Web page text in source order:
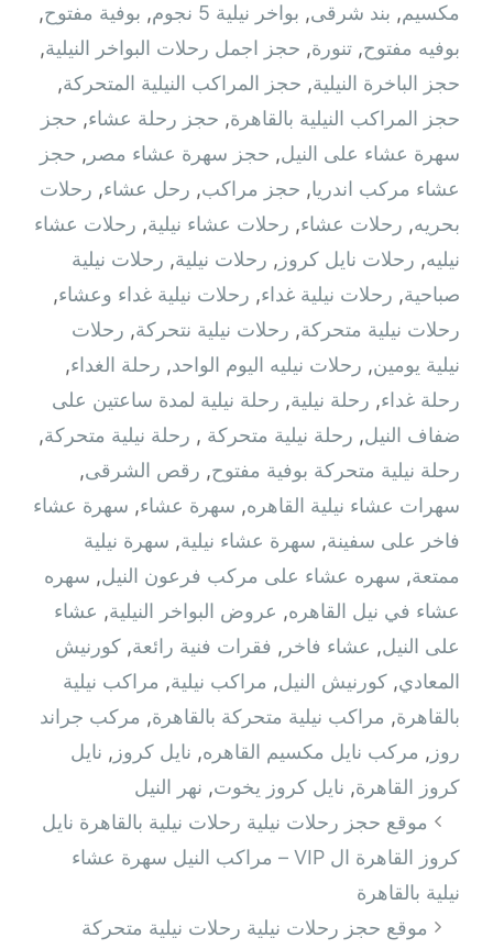
مكسيم, بند شرقى, بواخر نيلية 5 نجوم , بوفية مفتوح,
بوفيه مفتوح, تنورة, حجز اجمل رحلات البواخر النيلية,
حجز الباخرة النيلية, حجز المراكب النيلية المتحركة,
حجز المراكب النيلية بالقاهرة, حجز رحلة عشاء, حجز
سهرة عشاء على النيل, حجز سهرة عشاء مصر , حجز
عشاء مركب اندريا, حجز مراكب, رحل عشاء, رحلات
بحريه, رحلات عشاء, رحلات عشاء نيلية, رحلات عشاء
نيليه, رحلات نايل كروز , رحلات نيلية, رحلات نيلية
صباحية, رحلات نيلية غداء, رحلات نيلية غداء وعشاء,
رحلات نيلية متحركة, رحلات نيلية نتحركة, رحلات
نيلية يومين, رحلات نيليه اليوم الواحد, رحلة الغداء,
رحلة غداء, رحلة نيلية, رحلة نيلية لمدة ساعتين على
ضفاف النيل, رحلة نيلية متحركة ‫ , رحلة نيلية متحركة,
رحلة نيلية متحركة بوفية مفتوح, رقص الشرقى,
سهرات عشاء نيلية القاهره, سهرة عشاء, سهرة عشاء
فاخر على سفينة, سهرة عشاء نيلية, سهرة نيلية
ممتعة, سهره عشاء على مركب فرعون النيل, سهره
عشاء في نيل القاهره‏, عروض البواخر النيلية, عشاء
على النيل, عشاء فاخر , فقرات فنية رائعة, كورنيش
المعادي, كورنيش النيل, مراكب نيلية, مراكب نيلية
بالقاهرة, مراكب نيلية متحركة بالقاهرة, مركب جراند
روز , مركب نايل مكسيم القاهره, نايل كروز , نايل
كروز القاهرة, نايل كروز يخوت, نهر النيل
تصفّح
المقالات
موقع حجز رحلات نيلية رحلات نيلية بالقاهرة نايل
كروز القاهرة ال VIP – مراكب النيل سهرة عشاء
نيلية بالقاهرة
موقع حجز رحلات نيلية رحلات نيلية متحركة